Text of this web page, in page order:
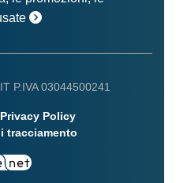
P.IVA 03044500241
Privacy Policy
tracciamento